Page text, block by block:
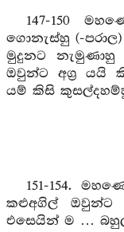
147-150
ගොනැස්හු (-
මුදුනට
ඔවුන්ට අග්‍ර යයි
යම් කිසි
151-154.
කළුඅගිල් ඔවුන්ට
එසෙයින් ම …